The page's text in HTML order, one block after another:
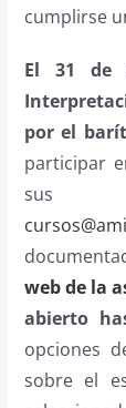
cumplirse
El 31 de
por el
participar
sus
web de la
abierto
opciones
sobre el